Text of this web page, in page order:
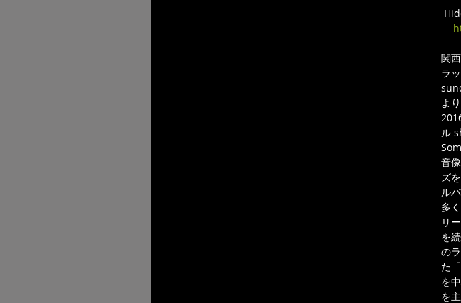
関
ラ
よ
ル
音
ズ
ル
多
リ
を
の
た
を
を